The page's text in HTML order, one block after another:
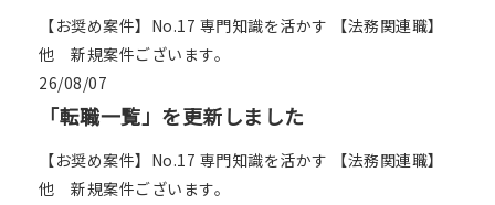
【お奨め案件】No.17 専門知識を活かす 【法務関連職】
他 新規案件ございます。
26/08/07
「転職一覧」を更新しました
【お奨め案件】No.17 専門知識を活かす 【法務関連職】
他 新規案件ございます。